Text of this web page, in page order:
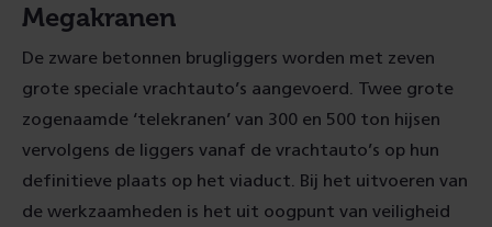
Megakranen
De zware betonnen brugliggers worden met zeven
grote speciale vrachtauto’s aangevoerd. Twee grote
zogenaamde ‘telekranen’ van 300 en 500 ton hijsen
vervolgens de liggers vanaf de vrachtauto’s op hun
definitieve plaats op het viaduct. Bij het uitvoeren van
de werkzaamheden is het uit oogpunt van veiligheid